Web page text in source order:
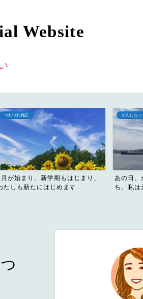
Website
つれづれ雑記
が始まり、新学期もはじまり、
たしも新たにはじめます...
がんになっ
あの日、
ち。私は